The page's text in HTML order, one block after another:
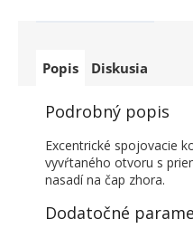
Popis Diskusia
Podrobný popis
Excentrické spojovacie
vyvŕtaného otvoru s
nasadí na čap zhora.
Dodatočné